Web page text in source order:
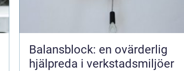
Balansblock: en ovärderlig
hjälpreda i verkstadsmiljöer